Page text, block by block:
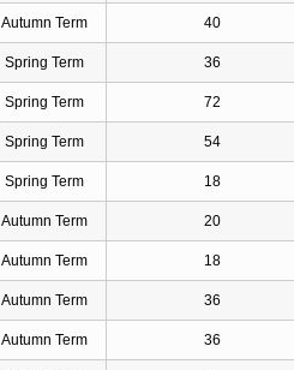
Autumn Term 40
Spring Term 36
Spring Term 72
Spring Term 54
Spring Term 18
Autumn Term 20
Autumn Term 18
Autumn Term 36
Autumn Term 36